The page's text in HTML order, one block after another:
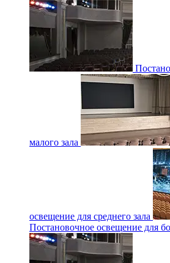
малого зала
освещение для среднего зала
Постановочное освещение для